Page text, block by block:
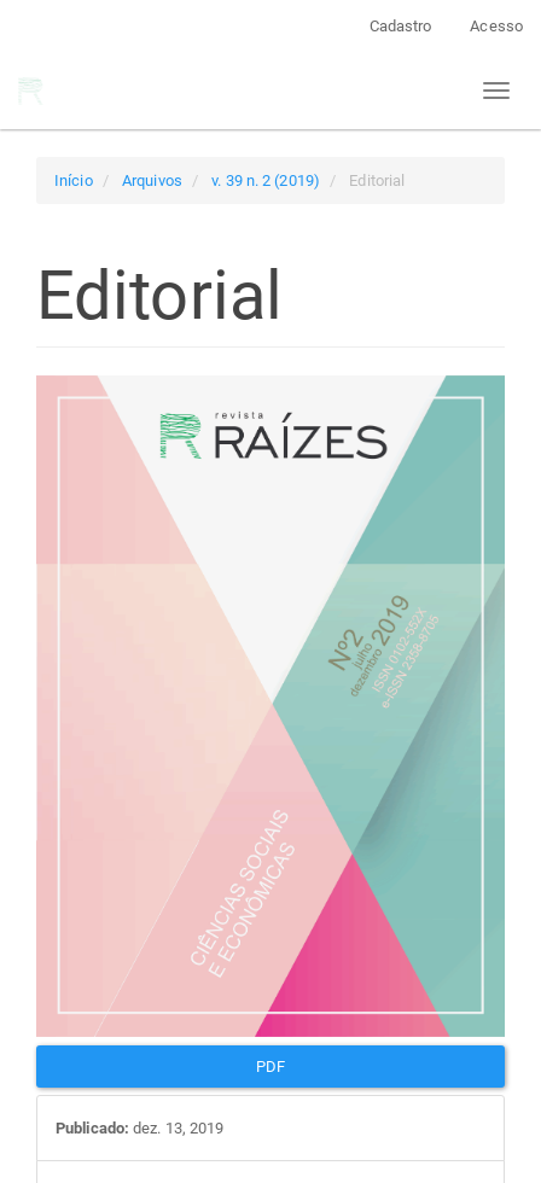
Cadastro Acesso
Toggle
Início Arquivos v. 39 n. 2 (2019) Editorial
Editorial
Barra
lateral
artigos
PDF
Publicado: dez. 13, 2019